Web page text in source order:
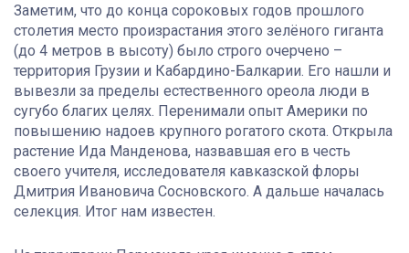
Заметим, что до конца сороковых годов прошлого
столетия место произрастания этого зелёного гиганта
(до 4 метров в высоту) было строго очерчено –
территория Грузии и Кабардино-Балкарии. Его нашли и
вывезли за пределы естественного ореола люди в
сугубо благих целях. Перенимали опыт Америки по
повышению надоев крупного рогатого скота. Открыла
растение Ида Манденова, назвавшая его в честь
своего учителя, исследователя кавказской флоры
Дмитрия Ивановича Сосновского. А дальше началась
селекция. Итог нам известен.